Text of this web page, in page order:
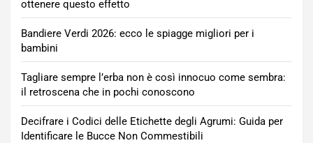
ottenere questo effetto
Bandiere Verdi 2026: ecco le spiagge migliori per i
bambini
Tagliare sempre l’erba non è così innocuo come sembra:
il retroscena che in pochi conoscono
Decifrare i Codici delle Etichette degli Agrumi: Guida per
Identificare le Bucce Non Commestibili